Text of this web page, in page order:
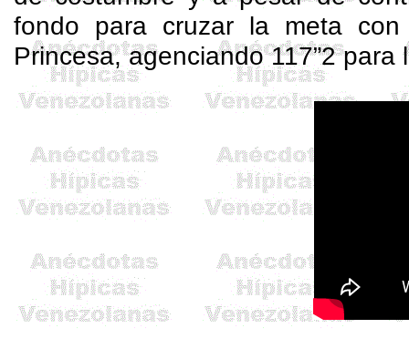
fondo para cruzar la meta
Princesa, agenciando 117”2 para